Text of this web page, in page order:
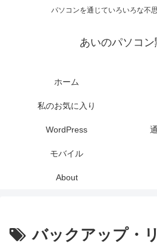
パソコンを通じていろいろな不
あいのパソコ
ホーム
私のお気に入り
WordPress
モバイル
About
バックアップ・